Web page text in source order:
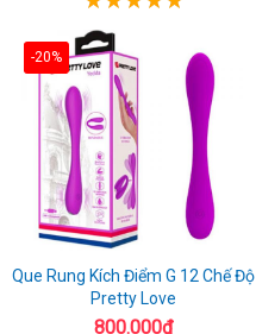
-20%
Que Rung Kích Điểm G 12 Chế Độ
Pretty Love
800.000₫